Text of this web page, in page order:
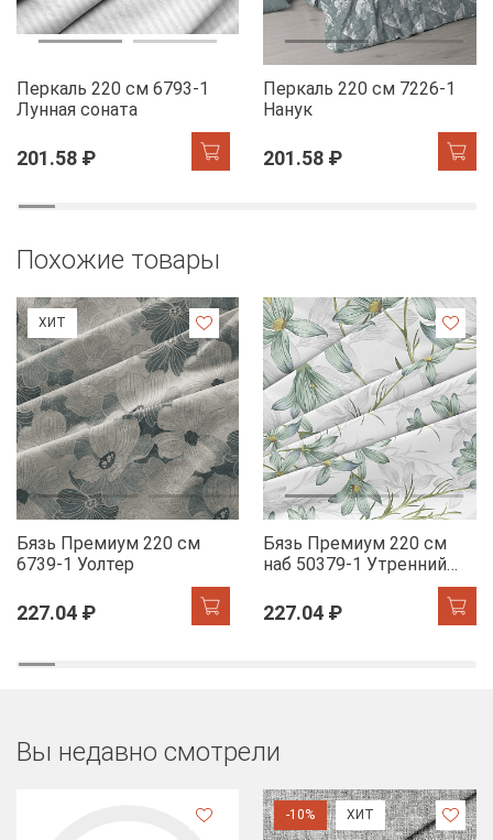
Перкаль 220 см 6793-1
Лунная соната
201.58 ₽
Перкаль 220 см 7226-1
Нанук
201.58 ₽
Похожие товары
ХИТ
Бязь Премиум 220 см
6739-1 Уолтер
227.04 ₽
Бязь Премиум 220 см
наб 50379-1 Утренний
227.04 ₽
Вы недавно смотрели
-10% ХИТ